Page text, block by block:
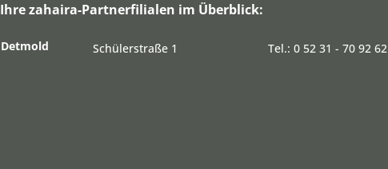
Ihre zahaira-Partnerfilialen im Überblick:
Detmold Schülerstraße 1 Tel.: 0 52 31 - 70 92 62